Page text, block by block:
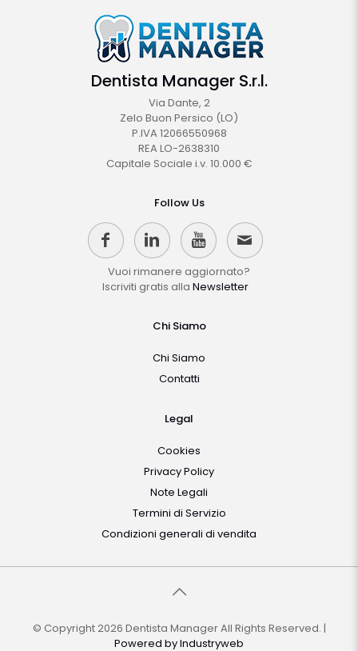
Dentista Manager S.r.l.
Via Dante, 2
Zelo Buon Persico (LO)
P.IVA 12066550968
REA LO-2638310
Capitale Sociale i.v. 10.000 €
Follow Us
Vuoi rimanere aggiornato?
Iscriviti gratis alla Newsletter
Chi Siamo
Chi Siamo
Contatti
Legal
Cookies
Privacy Policy
Note Legali
Termini di Servizio
Condizioni generali di vendita
© Copyright 2026 Dentista Manager All Rights Reserved. |
Powered byIndustryweb